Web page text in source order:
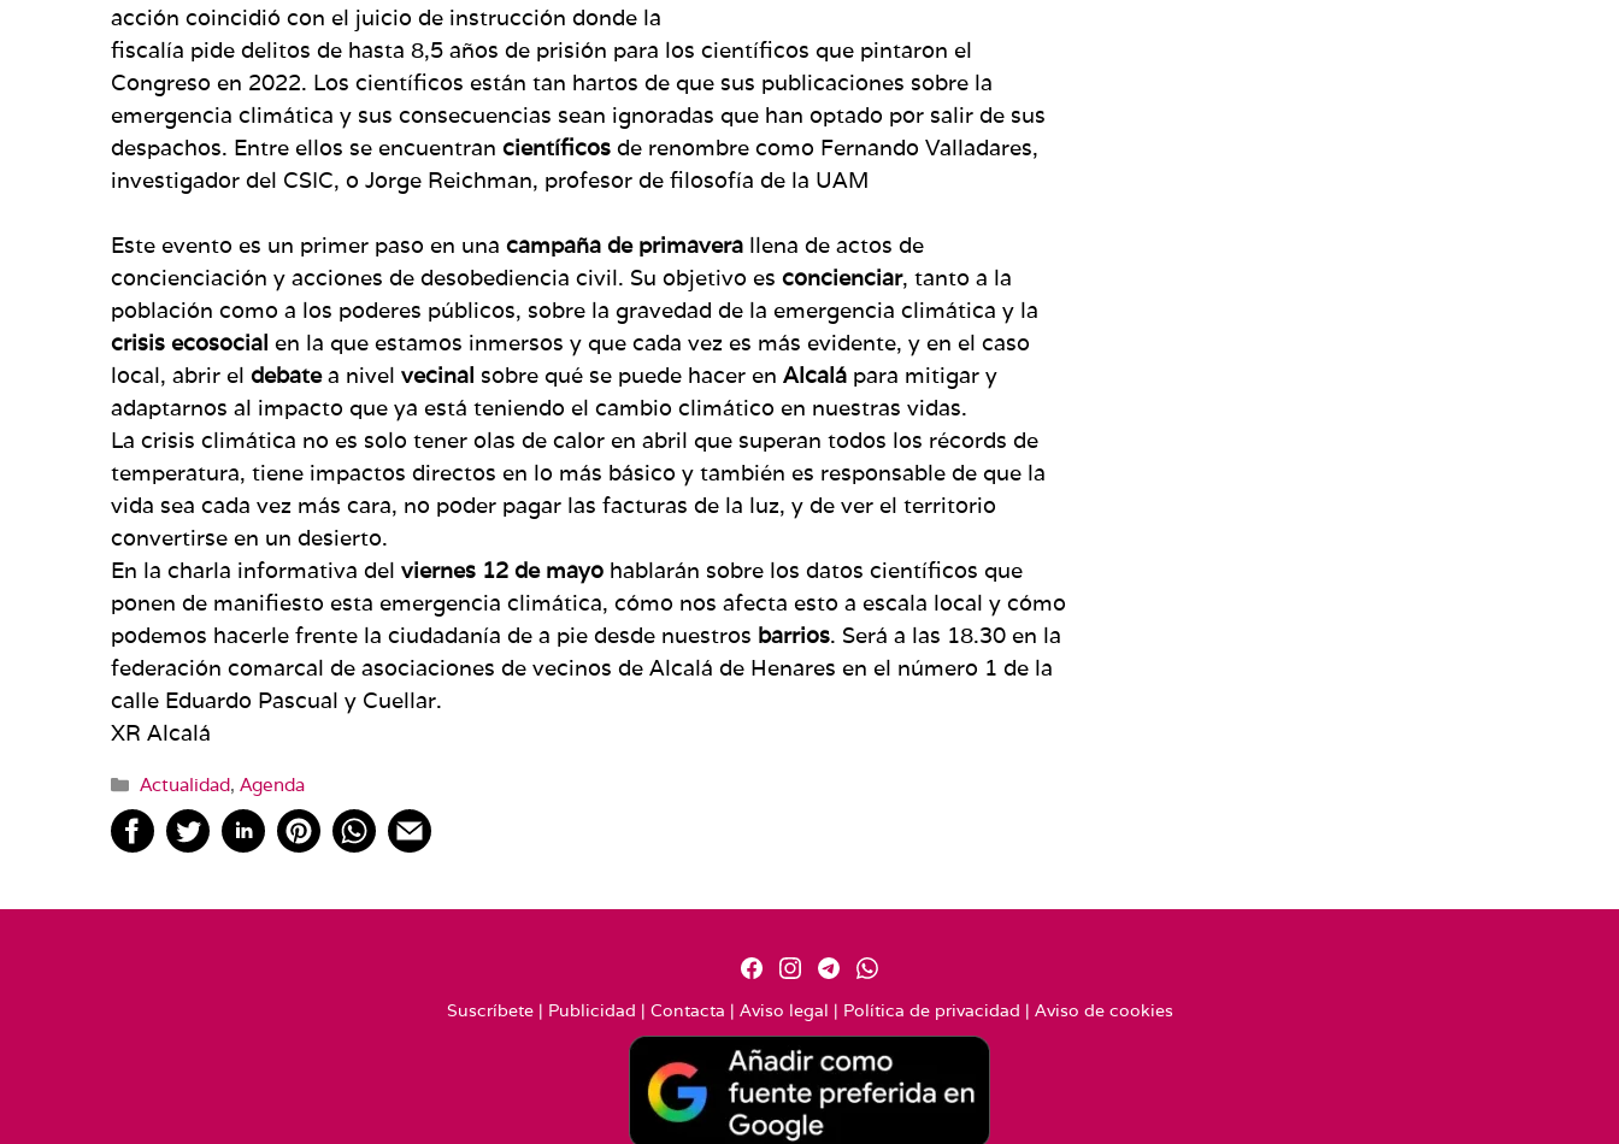
acción coincidió con el juicio de instrucción donde la
fiscalía pide delitos de hasta 8,5 años de prisión para los científicos que pintaron el
Congreso en 2022. Los científicos están tan hartos de que sus publicaciones sobre la
emergencia climática y sus consecuencias sean ignoradas que han optado por salir de sus
despachos. Entre ellos se encuentran científicos de renombre como Fernando Valladares,
investigador del CSIC, o Jorge Reichman, profesor de filosofía de la UAM
Este evento es un primer paso en una campaña de primavera llena de actos de
concienciación y acciones de desobediencia civil. Su objetivo es concienciar, tanto a la
población como a los poderes públicos, sobre la gravedad de la emergencia climática y la
crisis ecosocial en la que estamos inmersos y que cada vez es más evidente, y en el caso
local, abrir el debatea nivel vecinal sobre qué se puede hacer en Alcalá para mitigar y
adaptarnos al impacto que ya está teniendo el cambio climático en nuestras vidas.
La crisis climática no es solo tener olas de calor en abril que superan todos los récords de
temperatura, tiene impactos directos en lo más básico y también es responsable de que la
vida sea cada vez más cara, no poder pagar las facturas de la luz, y de ver el territorio
convertirse en un desierto.
En la charla informativa del viernes 12 de mayo hablarán sobre los datos científicos que
ponen de manifiesto esta emergencia climática, cómo nos afecta esto a escala local y cómo
podemos hacerle frente la ciudadanía de a pie desde nuestros barrios. Será a las 18.30 en la
federación comarcal de asociaciones de vecinos de Alcalá de Henares en el número 1 de la
calle Eduardo Pascual y Cuellar.
XR Alcalá
Categorías
Actualidad,Agenda
Suscríbete| Publicidad | Contacta | Aviso legal | Política de privacidad | Aviso de cookies